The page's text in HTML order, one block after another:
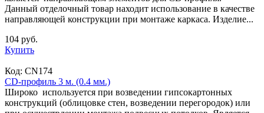
Данный отделочный товар находит использование в качестве
направляющей конструкции при монтаже каркаса. Изделие...
104 руб.
Купить
Код: CN174
CD-профиль 3 м. (0.4 мм.)
Широко используется при возведении гипсокартонных
конструкций (облицовке стен, возведении перегородок) или